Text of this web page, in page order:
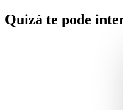
Quizá te pode